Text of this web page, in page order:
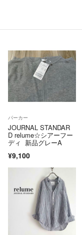
パーカー
JOURNAL STANDAR
D relume☆シアーフー
ディ 新品グレーA
¥9,100